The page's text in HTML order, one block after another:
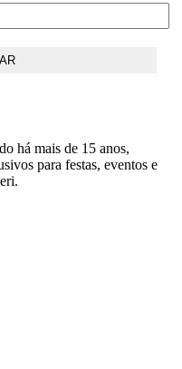
há mais de 15 anos,
para festas, eventos e